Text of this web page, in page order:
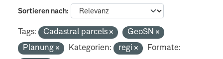
Sortieren nach
Tags: Cadastral parcels
GeoSN
Planung
Kategorien: regi
Formate: